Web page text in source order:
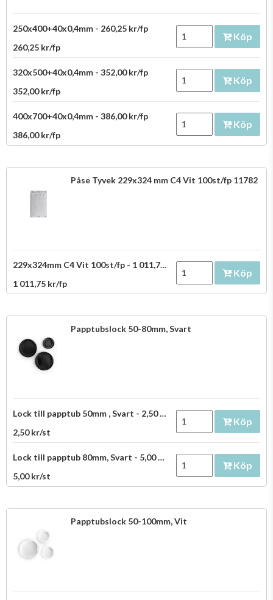
250x400+40x0,4mm - 260,25 kr/fp
260,25 kr/fp
Köp
320x500+40x0,4mm - 352,00 kr/fp
352,00 kr/fp
Köp
400x700+40x0,4mm - 386,00 kr/fp
386,00 kr/fp
Köp
Påse Tyvek 229x324 mm C4 Vit 100st/fp 11782
229x324mm C4 Vit 100st/fp - 1 011,75 kr/fp
1 011,75 kr/fp
Köp
Papptubslock 50-80mm, Svart
Lock till papptub 50mm , Svart - 2,50 kr/st
2,50 kr/st
Köp
Lock till papptub 80mm, Svart - 5,00 kr/st
5,00 kr/st
Köp
Papptubslock 50-100mm, Vit